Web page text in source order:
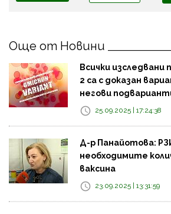
Още от Новини
Всички изследвани
2 са с доказан
негови
25.09.2025 | 17:24:38
Д-р Панайотова:
необходимите
ваксина
23.09.2025 | 13:31:59